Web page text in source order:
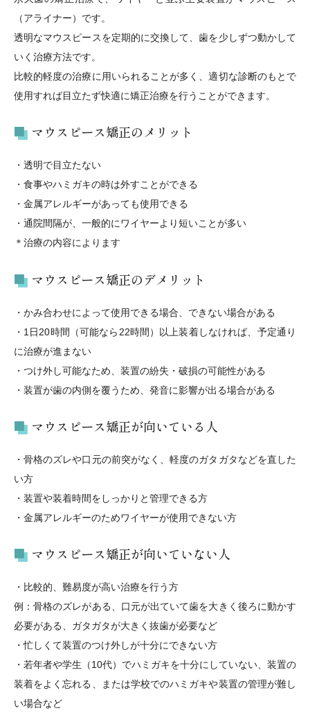
（アライナー）です。
透明なマウスピースを定期的に交換して、歯を少しずつ動かして
いく治療方法です。
比較的軽度の治療に用いられることが多く、適切な診断のもとで
使用すれば目立たず快適に矯正治療を行うことができます。
マウスピース矯正のメリット
・透明で目立たない
・食事やハミガキの時は外すことができる
・金属アレルギーがあっても使用できる
・通院間隔が、一般的にワイヤーより短いことが多い
＊治療の内容によります
マウスピース矯正のデメリット
・かみ合わせによって使用できる場合、できない場合がある
・1日20時間（可能なら22時間）以上装着しなければ、予定通り
に治療が進まない
・つけ外し可能なため、装置の紛失・破損の可能性がある
・装置が歯の内側を覆うため、発音に影響が出る場合がある
マウスピース矯正が向いている人
・骨格のズレや口元の前突がなく、軽度のガタガタなどを直した
い方
・装置や装着時間をしっかりと管理できる方
・金属アレルギーのためワイヤーが使用できない方
マウスピース矯正が向いていない人
・比較的、難易度が高い治療を行う方
例：骨格のズレがある、口元が出ていて歯を大きく後ろに動かす
必要がある、ガタガタが大きく抜歯が必要など
・忙しくて装置のつけ外しが十分にできない方
・若年者や学生（10代）でハミガキを十分にしていない、装置の
装着をよく忘れる、または学校でのハミガキや装置の管理が難し
い場合など